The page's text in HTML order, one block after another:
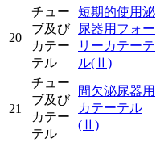
20
チュー
ブ及び
カテー
テル
短期的使用泌
尿器用フォー
リーカテーテ
ル(Ⅱ)
21
チュー
ブ及び
カテー
テル
間欠泌尿器用
カテーテル
(Ⅱ)